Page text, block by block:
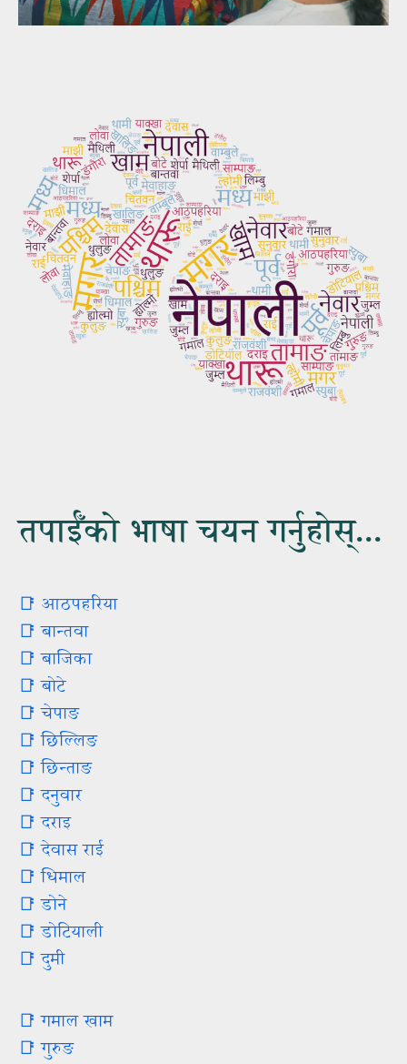
तपाईँको भाषा चयन गर्नुहोस्...
📑 आठपहरिया
📑 बान्तवा
📑 बाजिका
📑 बोटे
📑 चेपाङ
📑 छिल्‍लिङ
📑 छिन्‍ताङ
📑 दनुवार
📑 दराइ
📑 देवास राई
📑 धिमाल
📑 डोने
📑 डोटियाली
📑 दुमी
📑 गमाल खाम
📑 गुरुङ